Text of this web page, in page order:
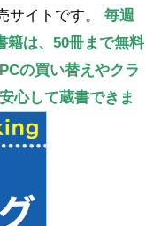
サイトです。 毎週
籍は、50冊まで無料
PCの買い替えやクラ
心して蔵書できま